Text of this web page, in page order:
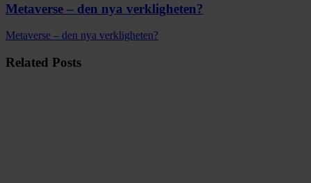
Metaverse – den nya verkligheten?
Metaverse – den nya verkligheten?
Related Posts